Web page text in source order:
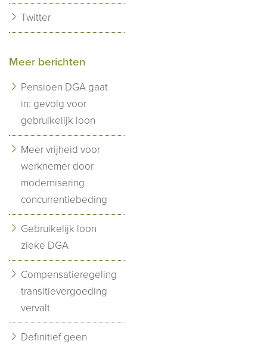
Twitter
Meer berichten
Pensioen DGA gaat
in: gevolg voor
gebruikelijk loon
Meer vrijheid voor
werknemer door
modernisering
concurrentiebeding
Gebruikelijk loon
zieke DGA
Compensatieregeling
transitievergoeding
vervalt
Definitief geen